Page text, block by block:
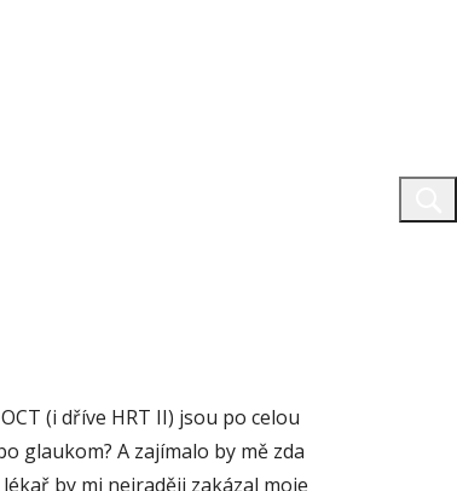
(i dříve HRT II) jsou po celou
glaukom? A zajímalo by mě zda
by mi nejraději zakázal moje